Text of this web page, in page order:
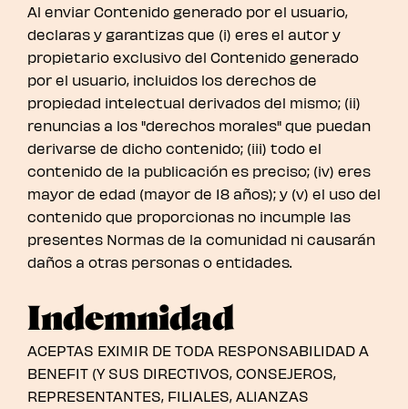
Al enviar Contenido generado por el usuario,
declaras y garantizas que (i) eres el autor y
propietario exclusivo del Contenido generado
por el usuario, incluidos los derechos de
propiedad intelectual derivados del mismo; (ii)
renuncias a los "derechos morales" que puedan
derivarse de dicho contenido; (iii) todo el
contenido de la publicación es preciso; (iv) eres
mayor de edad (mayor de 18 años); y (v) el uso del
contenido que proporcionas no incumple las
presentes Normas de la comunidad ni causarán
daños a otras personas o entidades.
Indemnidad
ACEPTAS EXIMIR DE TODA RESPONSABILIDAD A
BENEFIT (Y SUS DIRECTIVOS, CONSEJEROS,
REPRESENTANTES, FILIALES, ALIANZAS